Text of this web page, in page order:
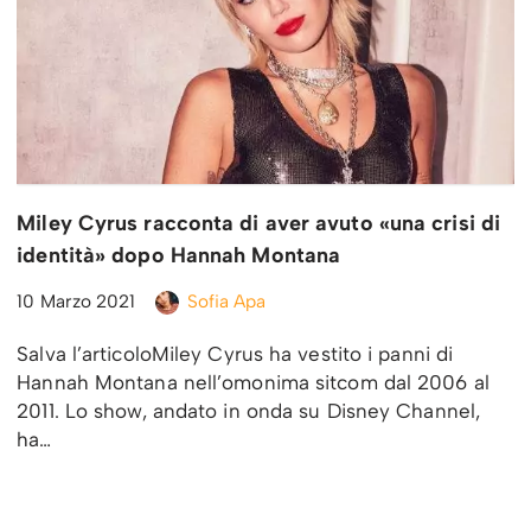
Miley Cyrus racconta di aver avuto «una crisi di
identità» dopo Hannah Montana
10 Marzo 2021 Sofia Apa
Salva l’articoloMiley Cyrus ha vestito i panni di
Hannah Montana nell’omonima sitcom dal 2006 al
2011. Lo show, andato in onda su Disney Channel,
ha…